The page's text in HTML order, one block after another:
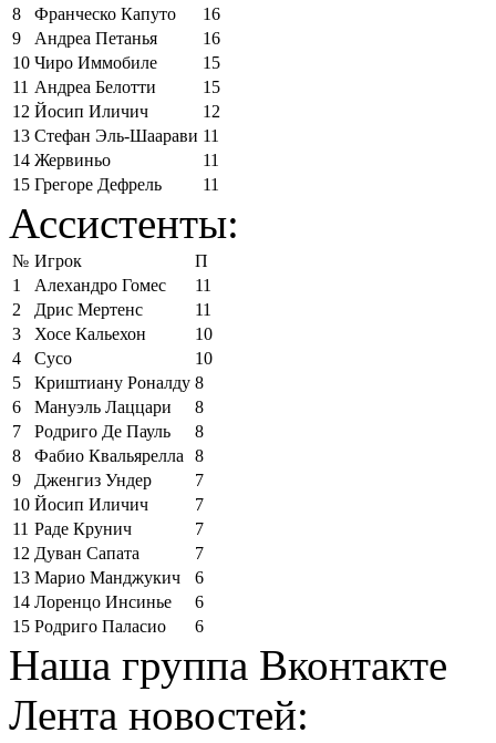
8
Франческо Капуто
16
9
Андреа Петанья
16
10 Чиро Иммобиле
15
11 Андреа Белотти
15
12 Йосип Иличич
12
13 Стефан Эль-Шаарави 11
14 Жервиньо
11
15 Грегоре Дефрель 11
Ассистенты:
№ Игрок
П
1
Алехандро Гомес
11
2
Дрис Мертенс
11
3
Хосе Кальехон
10
4
Сусо
10
5
Криштиану Роналду 8
6
Мануэль Лаццари
8
7
Родриго Де Пауль
8
8
Фабио Квальярелла
8
9
Дженгиз Ундер
7
10 Йосип Иличич
7
11 Раде Крунич
7
12 Дуван Сапата
7
13 Марио Манджукич
6
14 Лоренцо Инсинье
6
15 Родриго Паласио 6
Наша группа Вконтакте
Лента новостей: